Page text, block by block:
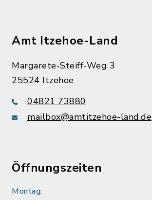
Amt Itzehoe-Land
Margarete-Steiff-Weg 3
25524 Itzehoe
04821 73880
mailbox@amtitzehoe-land.de
Öffnungszeiten
Montag: